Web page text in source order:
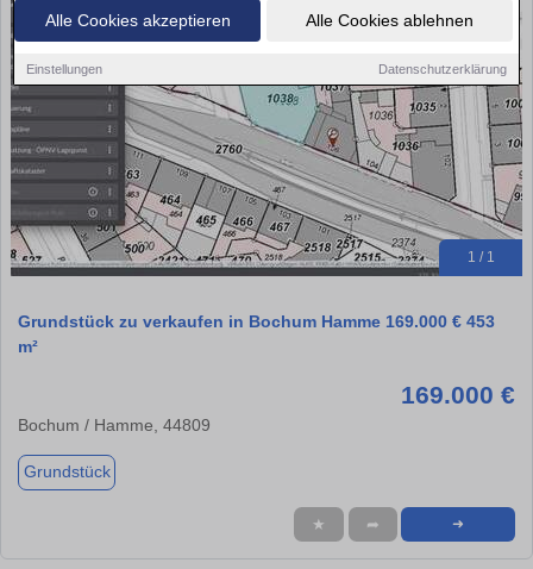
Alle Cookies akzeptieren Alle Cookies ablehnen
Einstellungen Datenschutzerklärung
1 / 1
Grundstück zu verkaufen in Bochum Hamme 169.000 € 453
m²
169.000 €
Bochum / Hamme, 44809
Grundstück
★ ➦ ➜